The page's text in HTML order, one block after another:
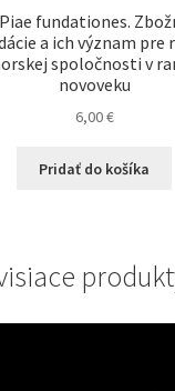
fundationes.
a ich význam pre
spoločnosti v
novoveku
6,00€
Pridať do košíka